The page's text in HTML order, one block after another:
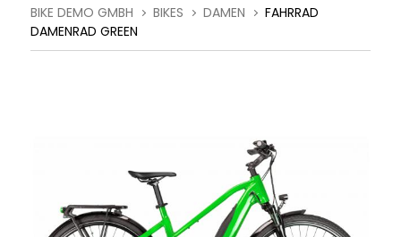
BIKE DEMO GMBH BIKES DAMEN
FAHRRAD
DAMENRAD GREEN